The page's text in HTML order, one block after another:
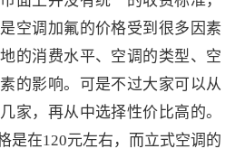
空调加氟的价格受到很多因素
的消费水平、空调的类型、空
的影响。可是不过大家可以从
家，再从中选择性价比高的。
是在120元左右，而立式空调的